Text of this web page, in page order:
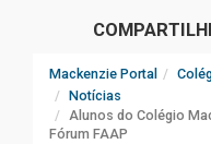
Mackenzie Portal
Notícias
Alunos do Colégio
Fórum FAAP